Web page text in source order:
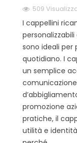
509
I cappellini
sono ideali per
quotidiano. I
un semplice
promozione
pratiche, il
utilità e